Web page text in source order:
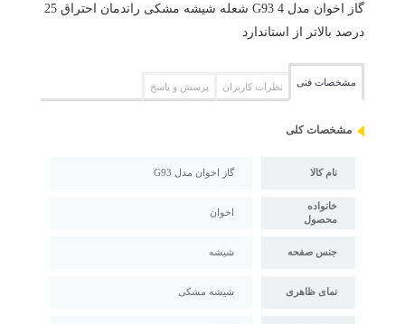
گاز اخوان مدل G93 4 شعله شیشه مشکی راندمان احتراق 25
درصد بالاتر از استاندارد
مشخصات فنی نظرات کاربران پرسش و پاسخ
مشخصات کلی
نام کالا گاز اخوان مدل G93
خانواده
محصول
اخوان
جنس صفحه شیشه
نمای ظاهری شیشه مشکی